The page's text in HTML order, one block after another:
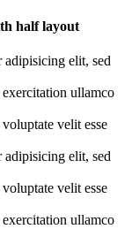
half layout
adipisicing elit, sed
ullamco
velit esse
adipisicing elit, sed
velit esse
ullamco